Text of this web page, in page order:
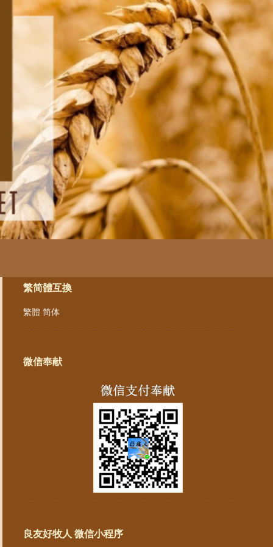
繁简體互換
繁體 简体
微信奉献
良友好牧人 微信小程序